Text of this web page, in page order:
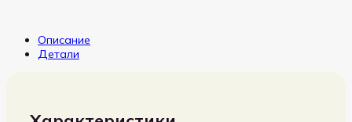
Описание
Детали